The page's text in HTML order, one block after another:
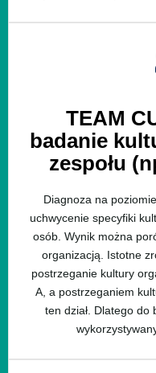
TEAM
badanie
zespołu
Diagnoza na
uchwycenie specyfiki
osób. Wynik można
organizacją. Istotne
postrzeganie kultury
A, a postrzeganiem
ten dział. Dlatego do